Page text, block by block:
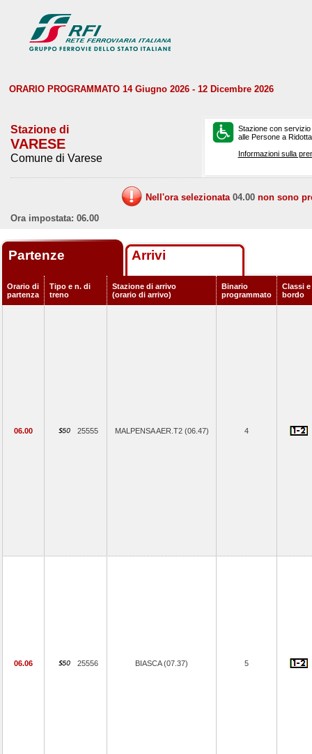
ORARIO PROGRAMMATO 14 Giugno 2026 - 12 Dicembre 2026
Stazione di
VARESE
Comune di Varese
Stazione con
alle Persone a
Informazioni sulla
Nell'ora selezionata 04.00 non sono
Ora impostata: 06.00
Partenze Arrivi
Orario di
partenza
Tipo e n. di
treno
Stazione di arrivo
(orario di arrivo)
Binario
programmato
Classi
bordo
06.00 25555 MALPENSA AER.T2 (06.47) 4
06.06 25556 BIASCA (07.37) 5